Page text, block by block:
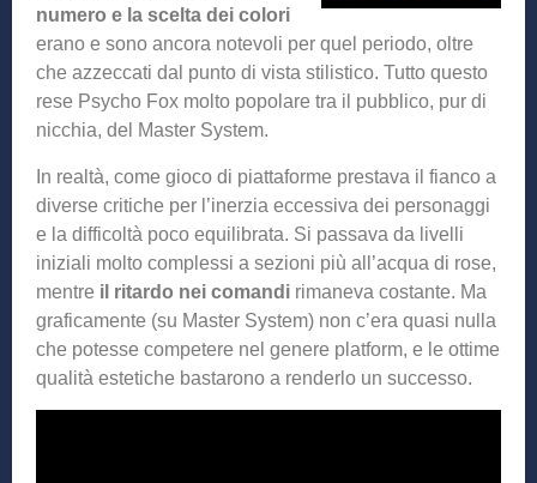
numero e la scelta dei colori
erano e sono ancora notevoli per quel periodo, oltre
che azzeccati dal punto di vista stilistico. Tutto questo
rese Psycho Fox molto popolare tra il pubblico, pur di
nicchia, del Master System.
In realtà, come gioco di piattaforme prestava il fianco a
diverse critiche per l’inerzia eccessiva dei personaggi
e la difficoltà poco equilibrata. Si passava da livelli
iniziali molto complessi a sezioni più all’acqua di rose,
mentre il ritardo nei comandi rimaneva costante. Ma
graficamente (su Master System) non c’era quasi nulla
che potesse competere nel genere platform, e le ottime
qualità estetiche bastarono a renderlo un successo.